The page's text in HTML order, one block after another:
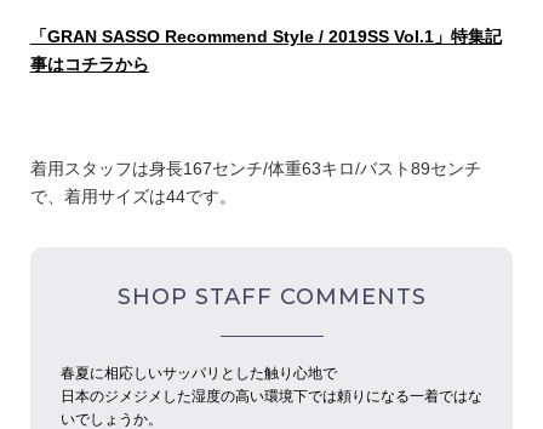
「GRAN SASSO Recommend Style / 2019SS Vol.1」特集記
事はコチラから
着用スタッフは身長167センチ/体重63キロ/バスト89センチ
で、着用サイズは44です。
SHOP STAFF COMMENTS
春夏に相応しいサッパリとした触り心地で
日本のジメジメした湿度の高い環境下では頼りになる一着ではな
いでしょうか。